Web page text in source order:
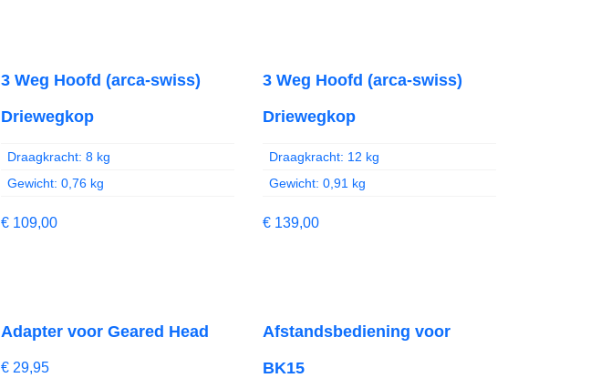
3 Weg Hoofd (arca-swiss)
Driewegkop
Draagkracht: 8 kg
Gewicht: 0,76 kg
€ 109,00
3 Weg Hoofd (arca-swiss)
Driewegkop
Draagkracht: 12 kg
Gewicht: 0,91 kg
€ 139,00
Adapter voor Geared Head
€ 29,95
Afstandsbediening voor
BK15